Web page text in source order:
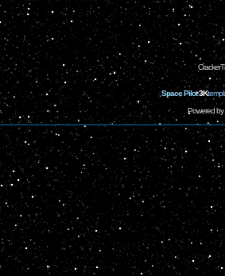
Space Pilot3K
Powered by